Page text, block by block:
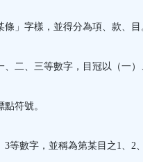
」字樣，並得分為項、款、目
二、三等數字，目冠以（一）
符號。
等數字，並稱為第某目之1、2